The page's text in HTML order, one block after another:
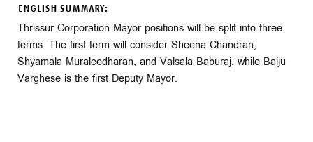
ENGLISH SUMMARY:
Thrissur Corporation Mayor positions will be split into three
terms. The first term will consider Sheena Chandran,
Shyamala Muraleedharan, and Valsala Baburaj, while Baiju
Varghese is the first Deputy Mayor.